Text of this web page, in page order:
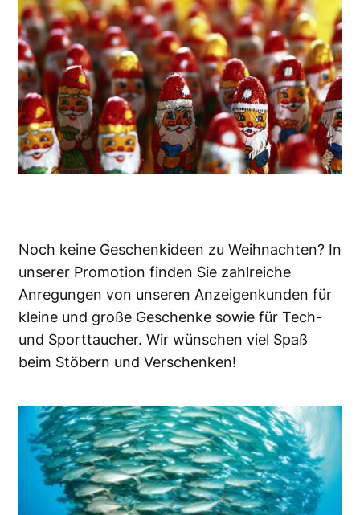
Noch keine Geschenkideen zu Weihnachten? In
unserer Promotion finden Sie zahlreiche
Anregungen von unseren Anzeigenkunden für
kleine und große Geschenke sowie für Tech-
und Sporttaucher. Wir wünschen viel Spaß
beim Stöbern und Verschenken!